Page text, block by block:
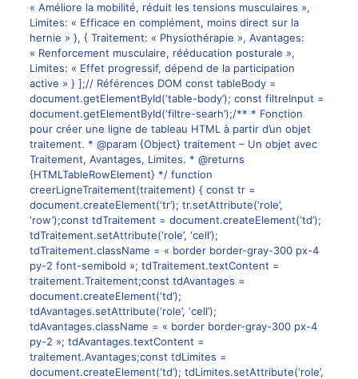
« Améliore la mobilité, réduit les tensions musculaires »,
Limites: « Efficace en complément, moins direct sur la
hernie » }, { Traitement: « Physiothérapie », Avantages:
« Renforcement musculaire, rééducation posturale »,
Limites: « Effet progressif, dépend de la participation
active » } ];// Références DOM const tableBody =
document.getElementById(‘table-body’); const filtreInput =
document.getElementById(‘filtre-searh’);/** * Fonction
pour créer une ligne de tableau HTML à partir d’un objet
traitement. * @param {Object} traitement – Un objet avec
Traitement, Avantages, Limites. * @returns
{HTMLTableRowElement} */ function
creerLigneTraitement(traitement) { const tr =
document.createElement(‘tr’); tr.setAttribute(‘role’,
‘row’);const tdTraitement = document.createElement(‘td’);
tdTraitement.setAttribute(‘role’, ‘cell’);
tdTraitement.className = « border border-gray-300 px-4
py-2 font-semibold »; tdTraitement.textContent =
traitement.Traitement;const tdAvantages =
document.createElement(‘td’);
tdAvantages.setAttribute(‘role’, ‘cell’);
tdAvantages.className = « border border-gray-300 px-4
py-2 »; tdAvantages.textContent =
traitement.Avantages;const tdLimites =
document.createElement(‘td’); tdLimites.setAttribute(‘role’,